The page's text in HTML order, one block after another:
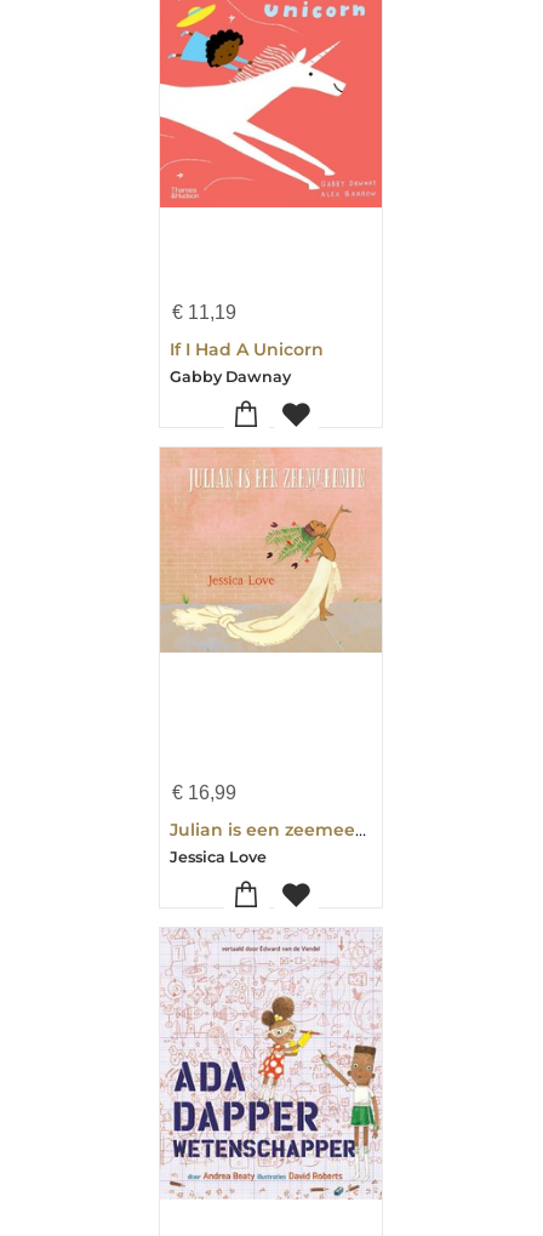
€ 11,19
If I Had A Unicorn
Gabby Dawnay
€ 16,99
Julian is een zeemeermin
Jessica Love